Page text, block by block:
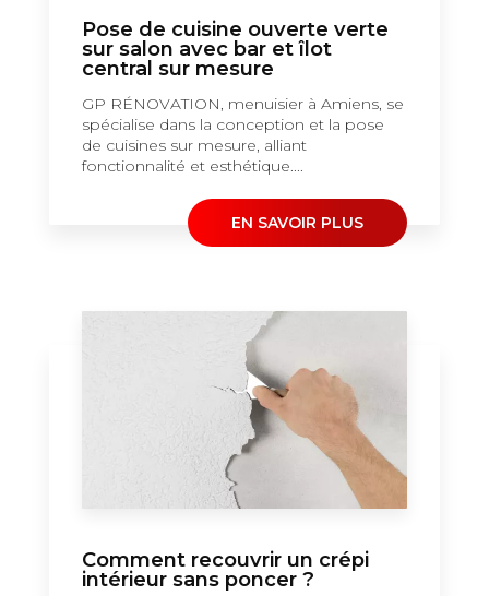
Pose de cuisine ouverte verte
sur salon avec bar et îlot
central sur mesure
GP RÉNOVATION, menuisier à Amiens, se
spécialise dans la conception et la pose
de cuisines sur mesure, alliant
fonctionnalité et esthétique....
EN SAVOIR PLUS
Comment recouvrir un crépi
intérieur sans poncer ?